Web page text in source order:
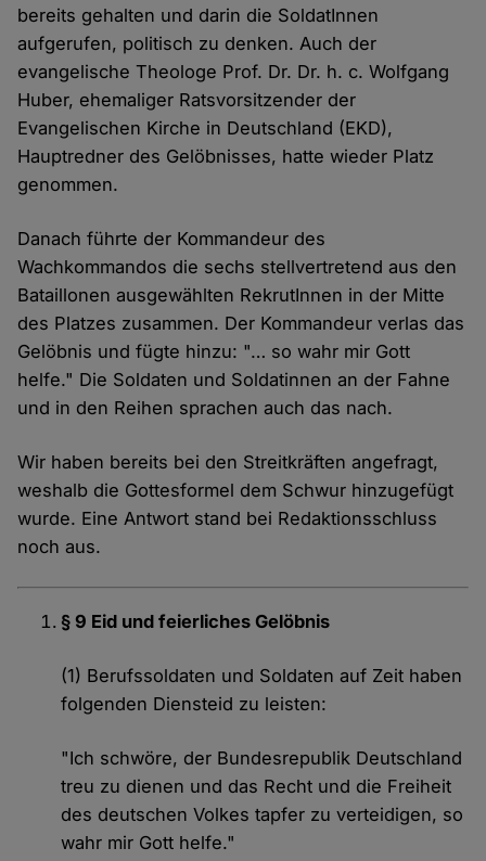
bereits gehalten und darin die SoldatInnen
aufgerufen, politisch zu denken. Auch der
evangelische Theologe Prof. Dr. Dr. h. c. Wolfgang
Huber, ehemaliger Ratsvorsitzender der
Evangelischen Kirche in Deutschland (EKD),
Hauptredner des Gelöbnisses, hatte wieder Platz
genommen.
Danach führte der Kommandeur des
Wachkommandos die sechs stellvertretend aus den
Bataillonen ausgewählten RekrutInnen in der Mitte
des Platzes zusammen. Der Kommandeur verlas das
Gelöbnis und fügte hinzu: "… so wahr mir Gott
helfe." Die Soldaten und Soldatinnen an der Fahne
und in den Reihen sprachen auch das nach.
Wir haben bereits bei den Streitkräften angefragt,
weshalb die Gottesformel dem Schwur hinzugefügt
wurde. Eine Antwort stand bei Redaktionsschluss
noch aus.
§ 9 Eid und feierliches Gelöbnis
(1) Berufssoldaten und Soldaten auf Zeit haben
folgenden Diensteid zu leisten:
"Ich schwöre, der Bundesrepublik Deutschland
treu zu dienen und das Recht und die Freiheit
des deutschen Volkes tapfer zu verteidigen, so
wahr mir Gott helfe."